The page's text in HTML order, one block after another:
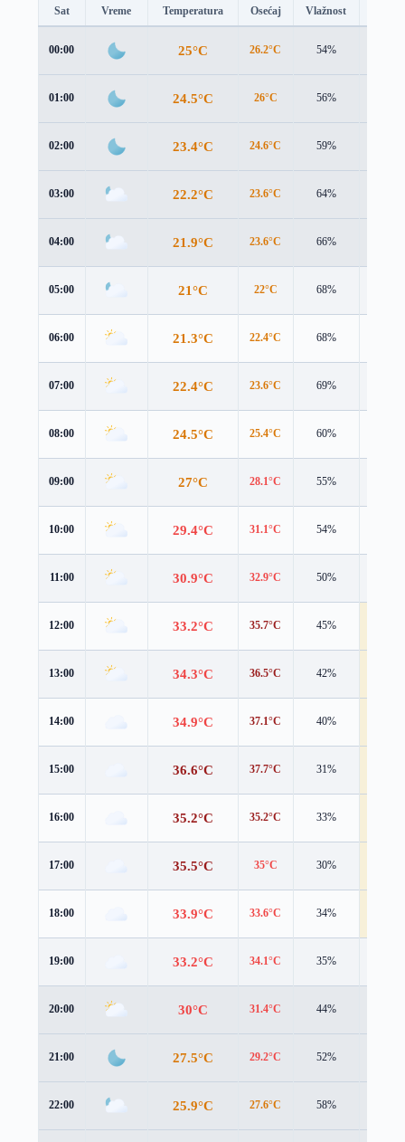
Sat Vreme Temperatura Osećaj Vlažnost
00:00 25°C 26.2°C 54%
01:00 24.5°C 26°C 56%
02:00 23.4°C 24.6°C 59%
03:00 22.2°C 23.6°C 64%
04:00 21.9°C 23.6°C 66%
05:00 21°C 22°C 68%
06:00 21.3°C 22.4°C 68%
07:00 22.4°C 23.6°C 69%
08:00 24.5°C 25.4°C 60%
09:00 27°C 28.1°C 55%
10:00 29.4°C 31.1°C 54%
11:00 30.9°C 32.9°C 50%
12:00 33.2°C 35.7°C 45%
13:00 34.3°C 36.5°C 42%
14:00 34.9°C 37.1°C 40%
15:00 36.6°C 37.7°C 31%
16:00 35.2°C 35.2°C 33%
17:00 35.5°C 35°C 30%
18:00 33.9°C 33.6°C 34%
19:00 33.2°C 34.1°C 35%
20:00 30°C 31.4°C 44%
21:00 27.5°C 29.2°C 52%
22:00 25.9°C 27.6°C 58%